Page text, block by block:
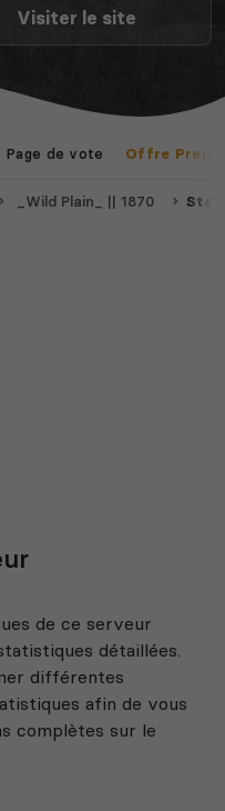
Visiter le site
Page de vote Offre
_Wild Plain_ || 1870
de ce serveur
détaillées.
différentes
afin de vous
complètes sur le